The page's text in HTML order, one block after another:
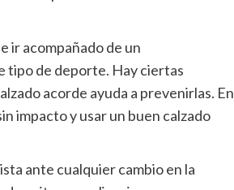
ir acompañado de un
tipo de deporte. Hay ciertas
acorde ayuda a prevenirlas. En
impacto y usar un buen calzado
ante cualquier cambio en la